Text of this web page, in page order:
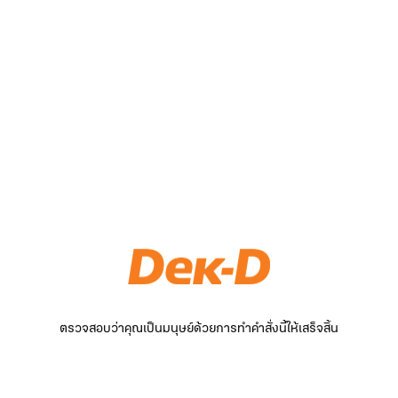
ตรวจสอบว่าคุณเป็นมนุษย์ด้วยการทำคำสั่งนี้ให้เสร็จสิ้น